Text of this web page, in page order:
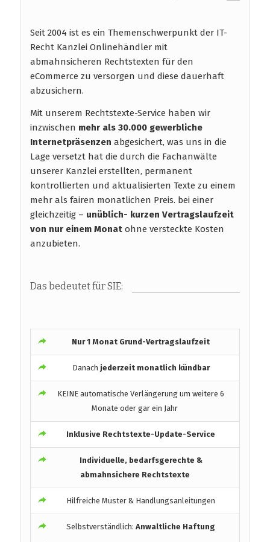
Seit 2004 ist es ein Themenschwerpunkt der IT-
Recht Kanzlei Onlinehändler mit
abmahnsicheren Rechtstexten für den
eCommerce zu versorgen und diese dauerhaft
abzusichern.
Mit unserem Rechtstexte-Service haben wir
inzwischen mehr als 30.000 gewerbliche
Internetpräsenzen abgesichert, was uns in die
Lage versetzt hat die durch die Fachanwälte
unserer Kanzlei erstellten, permanent
kontrollierten und aktualisierten Texte zu einem
mehr als fairen monatlichen Preis. bei einer
gleichzeitig – unüblich- kurzen Vertragslaufzeit
von nur einem Monat ohne versteckte Kosten
anzubieten.
Das bedeutet für SIE:
Nur 1 Monat Grund-Vertragslaufzeit
Danach jederzeit monatlich kündbar
KEINE automatische Verlängerung um weitere 6
Monate oder gar ein Jahr
Inklusive Rechtstexte-Update-Service
Individuelle, bedarfsgerechte &
abmahnsichere Rechtstexte
Hilfreiche Muster & Handlungsanleitungen
Selbstverständlich:Anwaltliche Haftung